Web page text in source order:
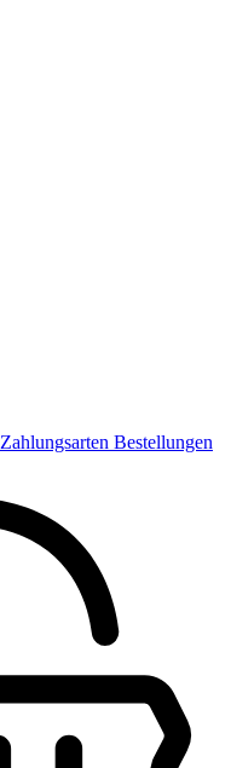
Zahlungsarten Bestellungen